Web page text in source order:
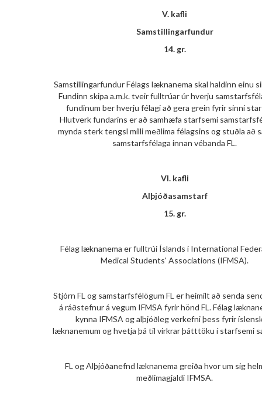
V. kafli
Samstillingarfundur
14. gr.
Samstillingarfundur Félags læknanema skal haldinn einu
Fundinn skipa a.m.k. tveir fulltrúar úr hverju
fundinum ber hverju félagi að gera grein fyrir sinni
Hlutverk fundarins er að samhæfa starfsemi
mynda sterk tengsl milli meðlima félagsins og stuðla að
samstarfsfélaga innan vébanda FL.
VI. kafli
Alþjóðasamstarf
15. gr.
Félag læknanema er fulltrúi Íslands í International
Medical Students' Associations (IFMSA).
Stjórn FL og samstarfsfélögum FL er heimilt að senda
á ráðstefnur á vegum IFMSA fyrir hönd FL. Félag
kynna IFMSA og alþjóðleg verkefni þess fyrir
læknanemum og hvetja þá til virkrar þátttöku í starfsemi
FL og Alþjóðanefnd læknanema greiða hvor um sig
meðlimagjaldi IFMSA.